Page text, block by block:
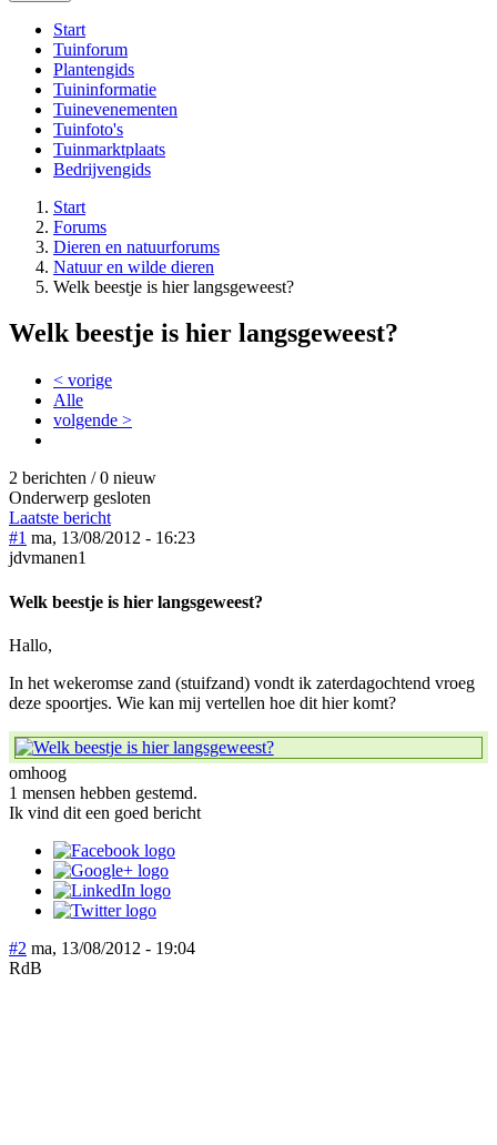
Start
Tuinforum
Plantengids
Tuininformatie
Tuinevenementen
Tuinfoto's
Tuinmarktplaats
Bedrijvengids
Start
Forums
Dieren en natuurforums
Natuur en wilde dieren
Welk beestje is hier langsgeweest?
Welk beestje is hier langsgeweest?
< vorige
Alle
volgende >
2 berichten / 0 nieuw
Onderwerp gesloten
Laatste bericht
#1 ma, 13/08/2012 - 16:23
jdvmanen1
Welk beestje is hier langsgeweest?
Hallo,
In het wekeromse zand (stuifzand) vondt ik zaterdagochtend vroeg
deze spoortjes. Wie kan mij vertellen hoe dit hier komt?
omhoog
1 mensen hebben gestemd.
Ik vind dit een goed bericht
#2 ma, 13/08/2012 - 19:04
RdB